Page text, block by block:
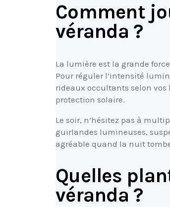
Comment
véranda ?
La lumière est la grande
Pour réguler l’intensité
rideaux occultants selon vos
protection solaire.
Le soir, n’hésitez pas à
guirlandes lumineuses,
agréable quand la nuit
Quelles
véranda ?